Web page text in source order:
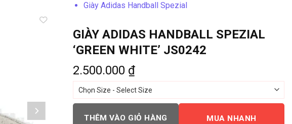
Giày Adidas Handball Spezial
GIÀY ADIDAS HANDBALL SPEZIAL
‘GREEN WHITE’ JS0242
2.500.000 ₫
THÊM VÀO GIỎ HÀNG MUA NHANH